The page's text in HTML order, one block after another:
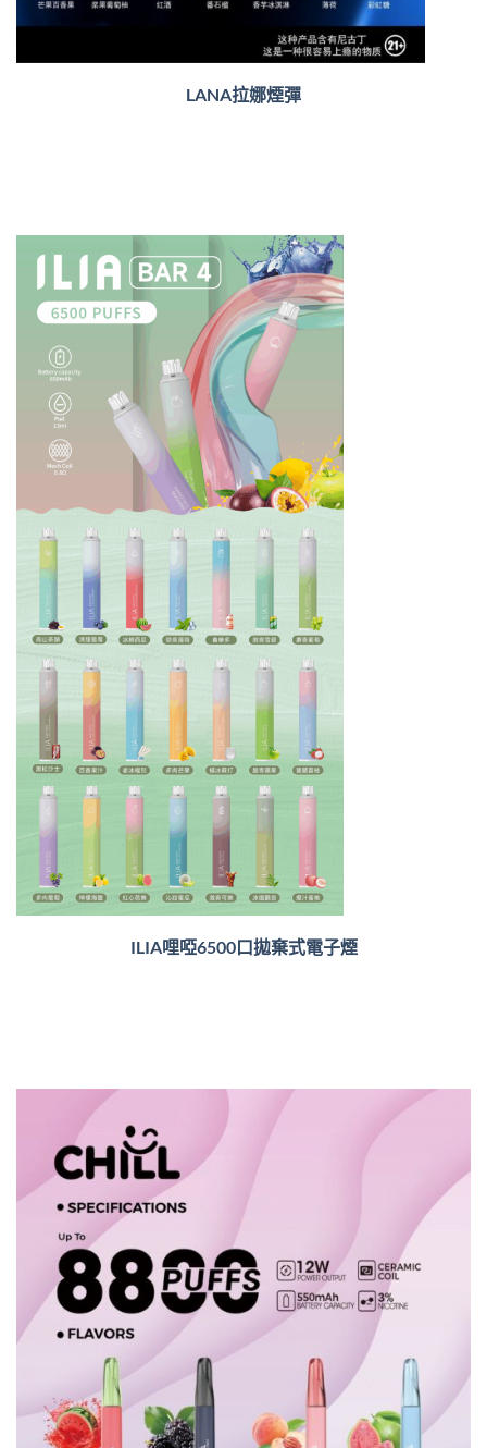
LANA拉娜煙彈
ILIA哩啞6500口拋棄式電子煙